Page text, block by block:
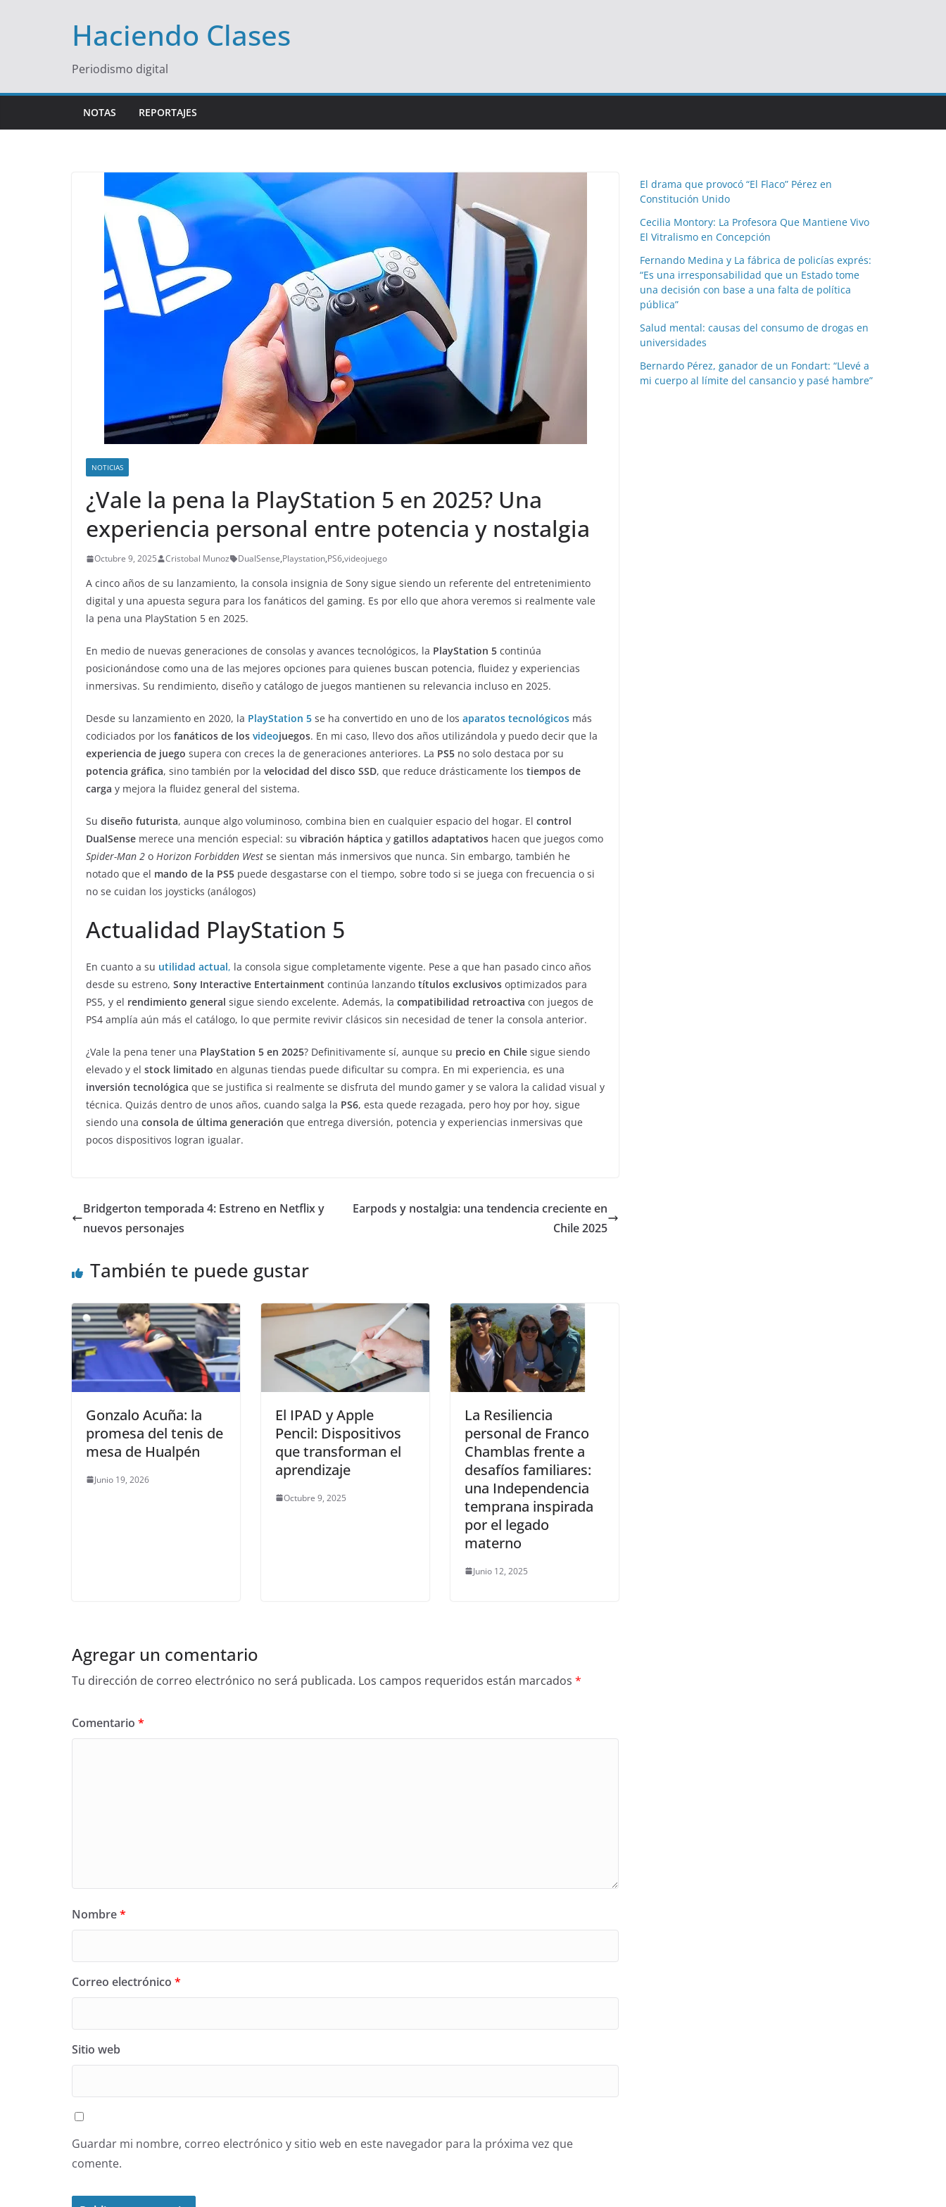
Haciendo Clases
Periodismo digital
NOTAS REPORTAJES
NOTICIAS
¿Vale la pena la PlayStation 5 en 2025? Una
experiencia personal entre potencia y nostalgia
Octubre 9, 2025 Cristobal Munoz DualSense,Playstation,PS6,videojuego
A cinco años de su lanzamiento, la consola insignia de Sony sigue siendo un referente del entretenimiento
digital y una apuesta segura para los fanáticos del gaming. Es por ello que ahora veremos si realmente vale
la pena una PlayStation 5 en 2025.
En medio de nuevas generaciones de consolas y avances tecnológicos, la PlayStation 5 continúa
posicionándose como una de las mejores opciones para quienes buscan potencia, fluidez y experiencias
inmersivas. Su rendimiento, diseño y catálogo de juegos mantienen su relevancia incluso en 2025.
Desde su lanzamiento en 2020, la PlayStation 5 se ha convertido en uno de los aparatos tecnológicos más
codiciados por los fanáticos de los videojuegos. En mi caso, llevo dos años utilizándola y puedo decir que la
experiencia de juego supera con creces la de generaciones anteriores. La PS5 no solo destaca por su
potencia gráfica, sino también por la velocidad del disco SSD, que reduce drásticamente los tiempos de
carga y mejora la fluidez general del sistema.
Su diseño futurista, aunque algo voluminoso, combina bien en cualquier espacio del hogar. El control
DualSense merece una mención especial: su vibración háptica y gatillos adaptativos hacen que juegos como
Spider-Man 2 o Horizon Forbidden West se sientan más inmersivos que nunca. Sin embargo, también he
notado que el mando de la PS5 puede desgastarse con el tiempo, sobre todo si se juega con frecuencia o si
no se cuidan los joysticks (análogos)
Actualidad PlayStation 5
En cuanto a su utilidad actual, la consola sigue completamente vigente. Pese a que han pasado cinco años
desde su estreno, Sony Interactive Entertainment continúa lanzando títulos exclusivos optimizados para
PS5, y el rendimiento general sigue siendo excelente. Además, la compatibilidad retroactiva con juegos de
PS4 amplía aún más el catálogo, lo que permite revivir clásicos sin necesidad de tener la consola anterior.
¿Vale la pena tener una PlayStation 5 en 2025? Definitivamente sí, aunque su precio en Chile sigue siendo
elevado y el stock limitado en algunas tiendas puede dificultar su compra. En mi experiencia, es una
inversión tecnológica que se justifica si realmente se disfruta del mundo gamer y se valora la calidad visual y
técnica. Quizás dentro de unos años, cuando salga la PS6, esta quede rezagada, pero hoy por hoy, sigue
siendo una consola de última generación que entrega diversión, potencia y experiencias inmersivas que
pocos dispositivos logran igualar.
Bridgerton temporada 4: Estreno en Netflix y
nuevos personajes
Earpods y nostalgia: una tendencia creciente en
Chile 2025
También te puede gustar
Gonzalo Acuña: la
promesa del tenis de
mesa de Hualpén
Junio 19, 2026
El IPAD y Apple
Pencil: Dispositivos
que transforman el
aprendizaje
Octubre 9, 2025
La Resiliencia
personal de Franco
Chamblas frente a
desafíos familiares:
una Independencia
temprana inspirada
por el legado
materno
Junio 12, 2025
Agregar un comentario
Tu dirección de correo electrónico no será publicada. Los campos requeridos están marcados *
Comentario *
Nombre*
Correo electrónico *
Sitio web
Guardar mi nombre, correo electrónico y sitio web en este navegador para la próxima vez que
comente.
El drama que provocó “El Flaco” Pérez en
Constitución Unido
Cecilia Montory: La Profesora Que Mantiene Vivo
El Vitralismo en Concepción
Fernando Medina y La fábrica de policías exprés:
“Es una irresponsabilidad que un Estado tome
una decisión con base a una falta de política
pública”
Salud mental: causas del consumo de drogas en
universidades
Bernardo Pérez, ganador de un Fondart: “Llevé a
mi cuerpo al límite del cansancio y pasé hambre”